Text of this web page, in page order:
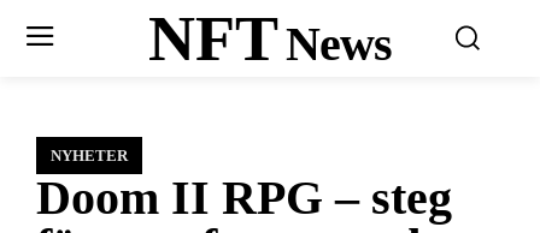
NFTNews
NYHETER
Doom II RPG – steg